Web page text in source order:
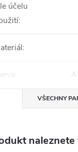
účelu
:
:
:
VŠECHNY